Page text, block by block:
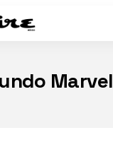
Marvel